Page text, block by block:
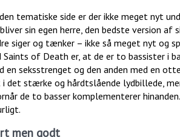
tematiske side er der ikke meget nyt
sin egen herre, den bedste version
siger og tænker – ikke så meget nyt og
Saints of Death er, at de er to bassister i
en seksstrenget og den anden med en
i det stærke og hårdtslående lydbillede,
de to basser komplementerer
men godt